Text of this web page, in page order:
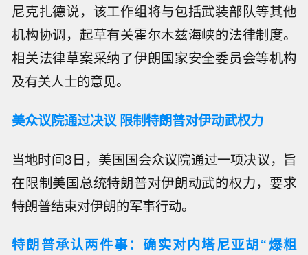
尼克扎德说，该工作组将与包括武装部队等其他
机构协调，起草有关霍尔木兹海峡的法律制度。
相关法律草案采纳了伊朗国家安全委员会等机构
及有关人士的意见。
美众议院通过决议 限制特朗普对伊动武权力
当地时间3日，美国国会众议院通过一项决议，旨
在限制美国总统特朗普对伊朗动武的权力，要求
特朗普结束对伊朗的军事行动。
特朗普承认两件事：确实对内塔尼亚胡“爆粗